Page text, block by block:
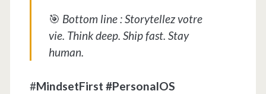
🎯 Bottom line : Storytellez votre
vie. Think deep. Ship fast. Stay
human.
#MindsetFirst #PersonalOS